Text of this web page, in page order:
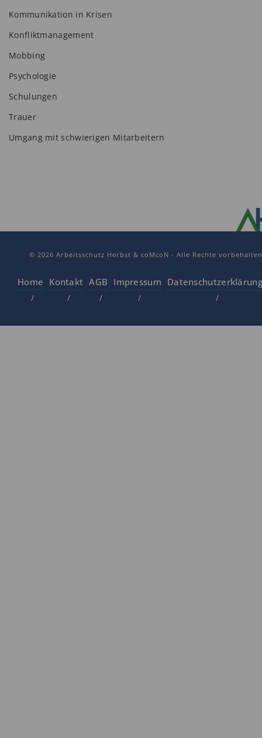
Kommunikation in Krisen
Konfliktmanagement
Mobbing
Psychologie
Schulungen
Trauer
Umgang mit schwierigen Mitarbeitern
© 2026 Arbeitsschutz Herbst & coMcoN - Alle Rechte vorbehalten
Home Kontakt AGB Impressum Datenschutzerklärung